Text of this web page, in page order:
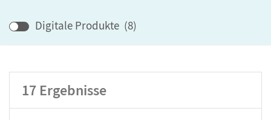
GER-Niveau
Produktart
Digitale Produkte (8)
17 Ergebnisse